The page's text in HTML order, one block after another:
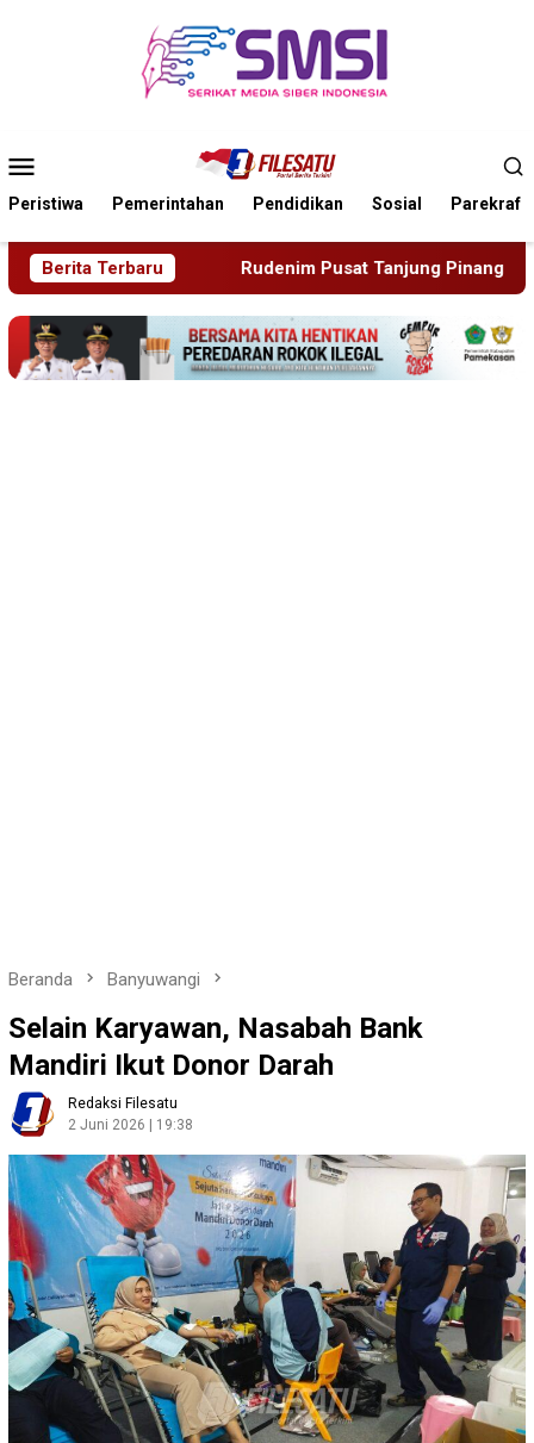
Mobile
Peristiwa Pemerintahan Pendidikan Sosial Parekraf
Berita Terbaru
Pusat Tanjung Pinang Deportasi 25 Warga Negara
Beranda Banyuwangi
Selain Karyawan, Nasabah Bank
Mandiri Ikut Donor Darah
Redaksi Filesatu
2 Juni 2026 | 19:38